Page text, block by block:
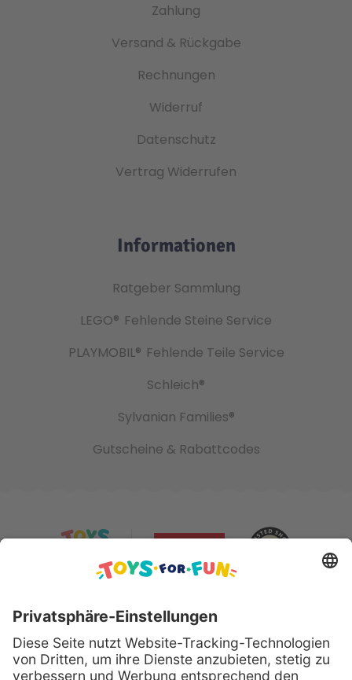
Zahlung
Versand & Rückgabe
Rechnungen
Widerruf
Datenschutz
Vertrag Widerrufen
Informationen
Ratgeber Sammlung
LEGO® Fehlende Steine Service
PLAYMOBIL® Fehlende Teile Service
Schleich®
Sylvanian Families®
Gutscheine & Rabattcodes
Sicher bezahlen mit: